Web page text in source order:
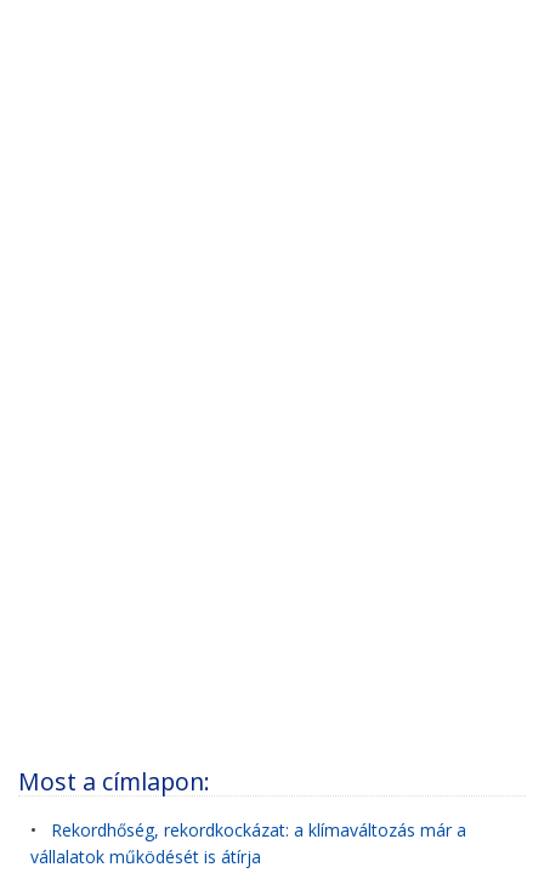
Most a címlapon:
• Rekordhőség, rekordkockázat: a klímaváltozás már a
vállalatok működését is átírja